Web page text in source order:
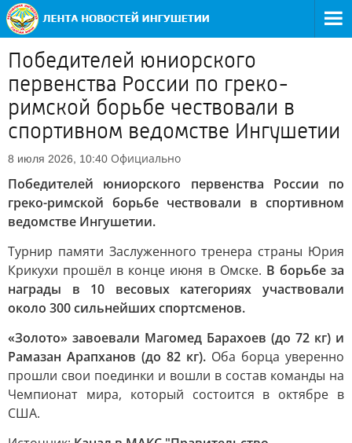
Победителей юниорского
первенства России по греко-
римской борьбе чествовали в
спортивном ведомстве Ингушетии
8 июля 2026, 10:40 Официально
Победителей юниорского первенства России по
греко-римской борьбе чествовали в спортивном
ведомстве Ингушетии.
Турнир памяти Заслуженного тренера страны Юрия
Крикухи прошёл в конце июня в Омске. В борьбе за
награды в 10 весовых категориях участвовали
около 300 сильнейших спортсменов.
«Золото» завоевали Магомед Барахоев (до 72 кг) и
Рамазан Арапханов (до 82 кг). Оба борца уверенно
прошли свои поединки и вошли в состав команды на
Чемпионат мира, который состоится в октябре в
США.